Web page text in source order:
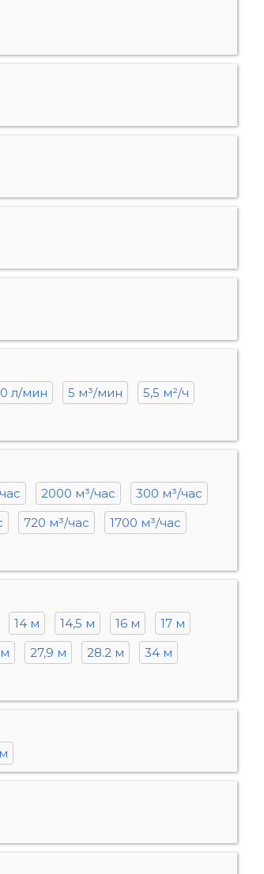
л/мин 5 м³/мин
5,5 м²/ч
2000 м³/час
300 м³/час
720 м³/час
1700 м³/час
14 м 14,5 м 16 м
17 м
27,9 м 28.2 м
34 м